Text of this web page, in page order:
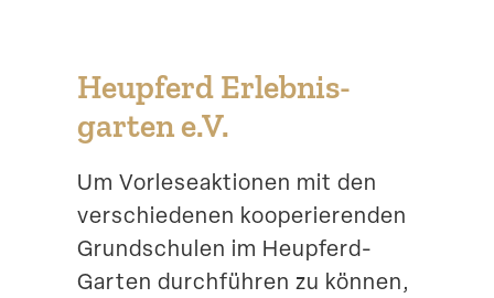
Aktuelles
Kontakt
Suche
Heupferd Erleb­nis­
garten e.V.
Um Vorle­se­ak­tionen mit den
verschie­denen koope­rie­renden
Grund­schulen im Heupferd-
Garten durch­führen zu können,